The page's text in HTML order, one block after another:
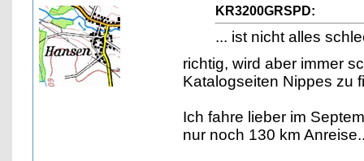
KR3200GRSPD:
... ist nicht alles
richtig, wird aber immer
Katalogseiten Nippes zu
Ich fahre lieber im
nur noch 130 km